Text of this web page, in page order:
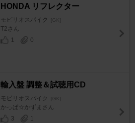
HONDA リフレクター
モビリオスパイク [GK]
T2さん
1
0
輸入盤 調整＆試聴用CD
モビリオスパイク [GK]
かっぱ☆かずまさん
3
1